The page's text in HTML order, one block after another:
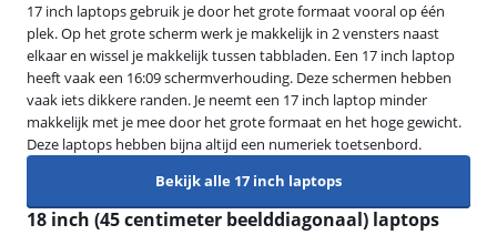
17 inch laptops gebruik je door het grote formaat vooral op één
plek. Op het grote scherm werk je makkelijk in 2 vensters naast
elkaar en wissel je makkelijk tussen tabbladen. Een 17 inch laptop
heeft vaak een 16:09 schermverhouding. Deze schermen hebben
vaak iets dikkere randen. Je neemt een 17 inch laptop minder
makkelijk met je mee door het grote formaat en het hoge gewicht.
Deze laptops hebben bijna altijd een numeriek toetsenbord.
Bekijk alle 17 inch laptops
18 inch (45 centimeter beelddiagonaal) laptops